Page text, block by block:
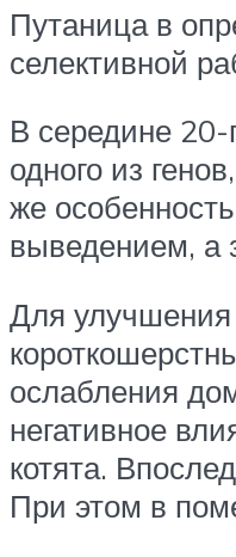
Путаница в
селективной
В середине
одного из
же
выведением, а
Для улучшения
ослабления
негативное
котята.
При этом в